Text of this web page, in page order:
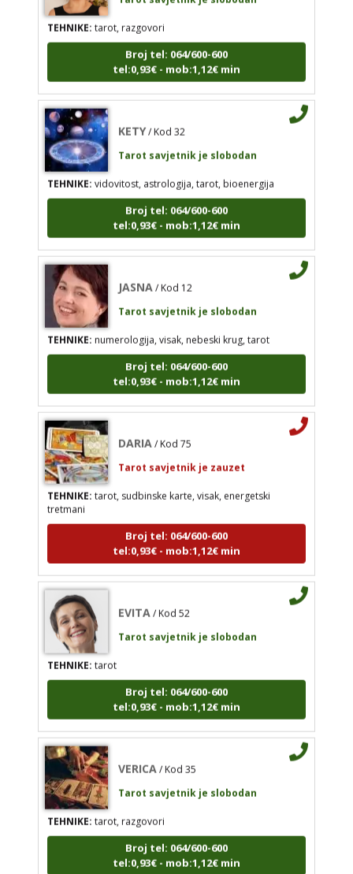
KETY/ Kod 32
TEHNIKE:vidovitost, astrologija, tarot, bioenergija
tel:0,93€ - mob:1,12€ min
JASNA/ Kod 12
Tarot savjetnik je slobodan
TEHNIKE:numerologija, visak, nebeski krug, tarot
Broj tel: 064/600-600
tel:0,93€ - mob:1,12€ min
TEHNIKE:tarot, sudbinske karte, visak, energetski
tretmani
tel:0,93€ - mob:1,12€ min
EVITA / Kod 52
Tarot savjetnik je slobodan
TEHNIKE:tarot
Broj tel: 064/600-600
tel:0,93€ - mob:1,12€ min
VERICA
Tarot savjetnik je slobodan
TEHNIKE: tarot, razgovori
Broj tel: 064/600-600
tel:0,93€ - mob:1,12€ min
TEHNIKE:tarot, razgovori
Broj tel: 064/600-600
tel:0,93€ - mob:1,12€ min
Tarot savjetnik je slobodan
TEHNIKE:vidovitost, astrologija, tarot, bioenergija
Broj tel: 064/600-600
tel:0,93€ - mob:1,12€ min
Tarot savjetnik je slobodan
TEHNIKE:numerologija, visak, nebeski krug, tarot
Broj tel: 064/600-600
tel:0,93€ - mob:1,12€ min
Tarot savjetnik je zauzet
TEHNIKE:tarot, sudbinske karte, visak, energetski
tretmani
tel:0,93€ - mob:1,12€ min
Tarot savjetnik je slobodan
TEHNIKE:tarot
tel:0,93€ - mob:1,12€ min
Tarot savjetnik je slobodan
TEHNIKE:tarot, razgovori
Broj tel: 064/600-600
tel:0,93€ - mob:1,12€ min